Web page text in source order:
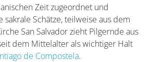
Zeit zugeordnet und
Schätze, teilweise aus dem
San Salvador zieht Pilgernde aus
dem Mittelalter als wichtiger Halt
de Compostela.